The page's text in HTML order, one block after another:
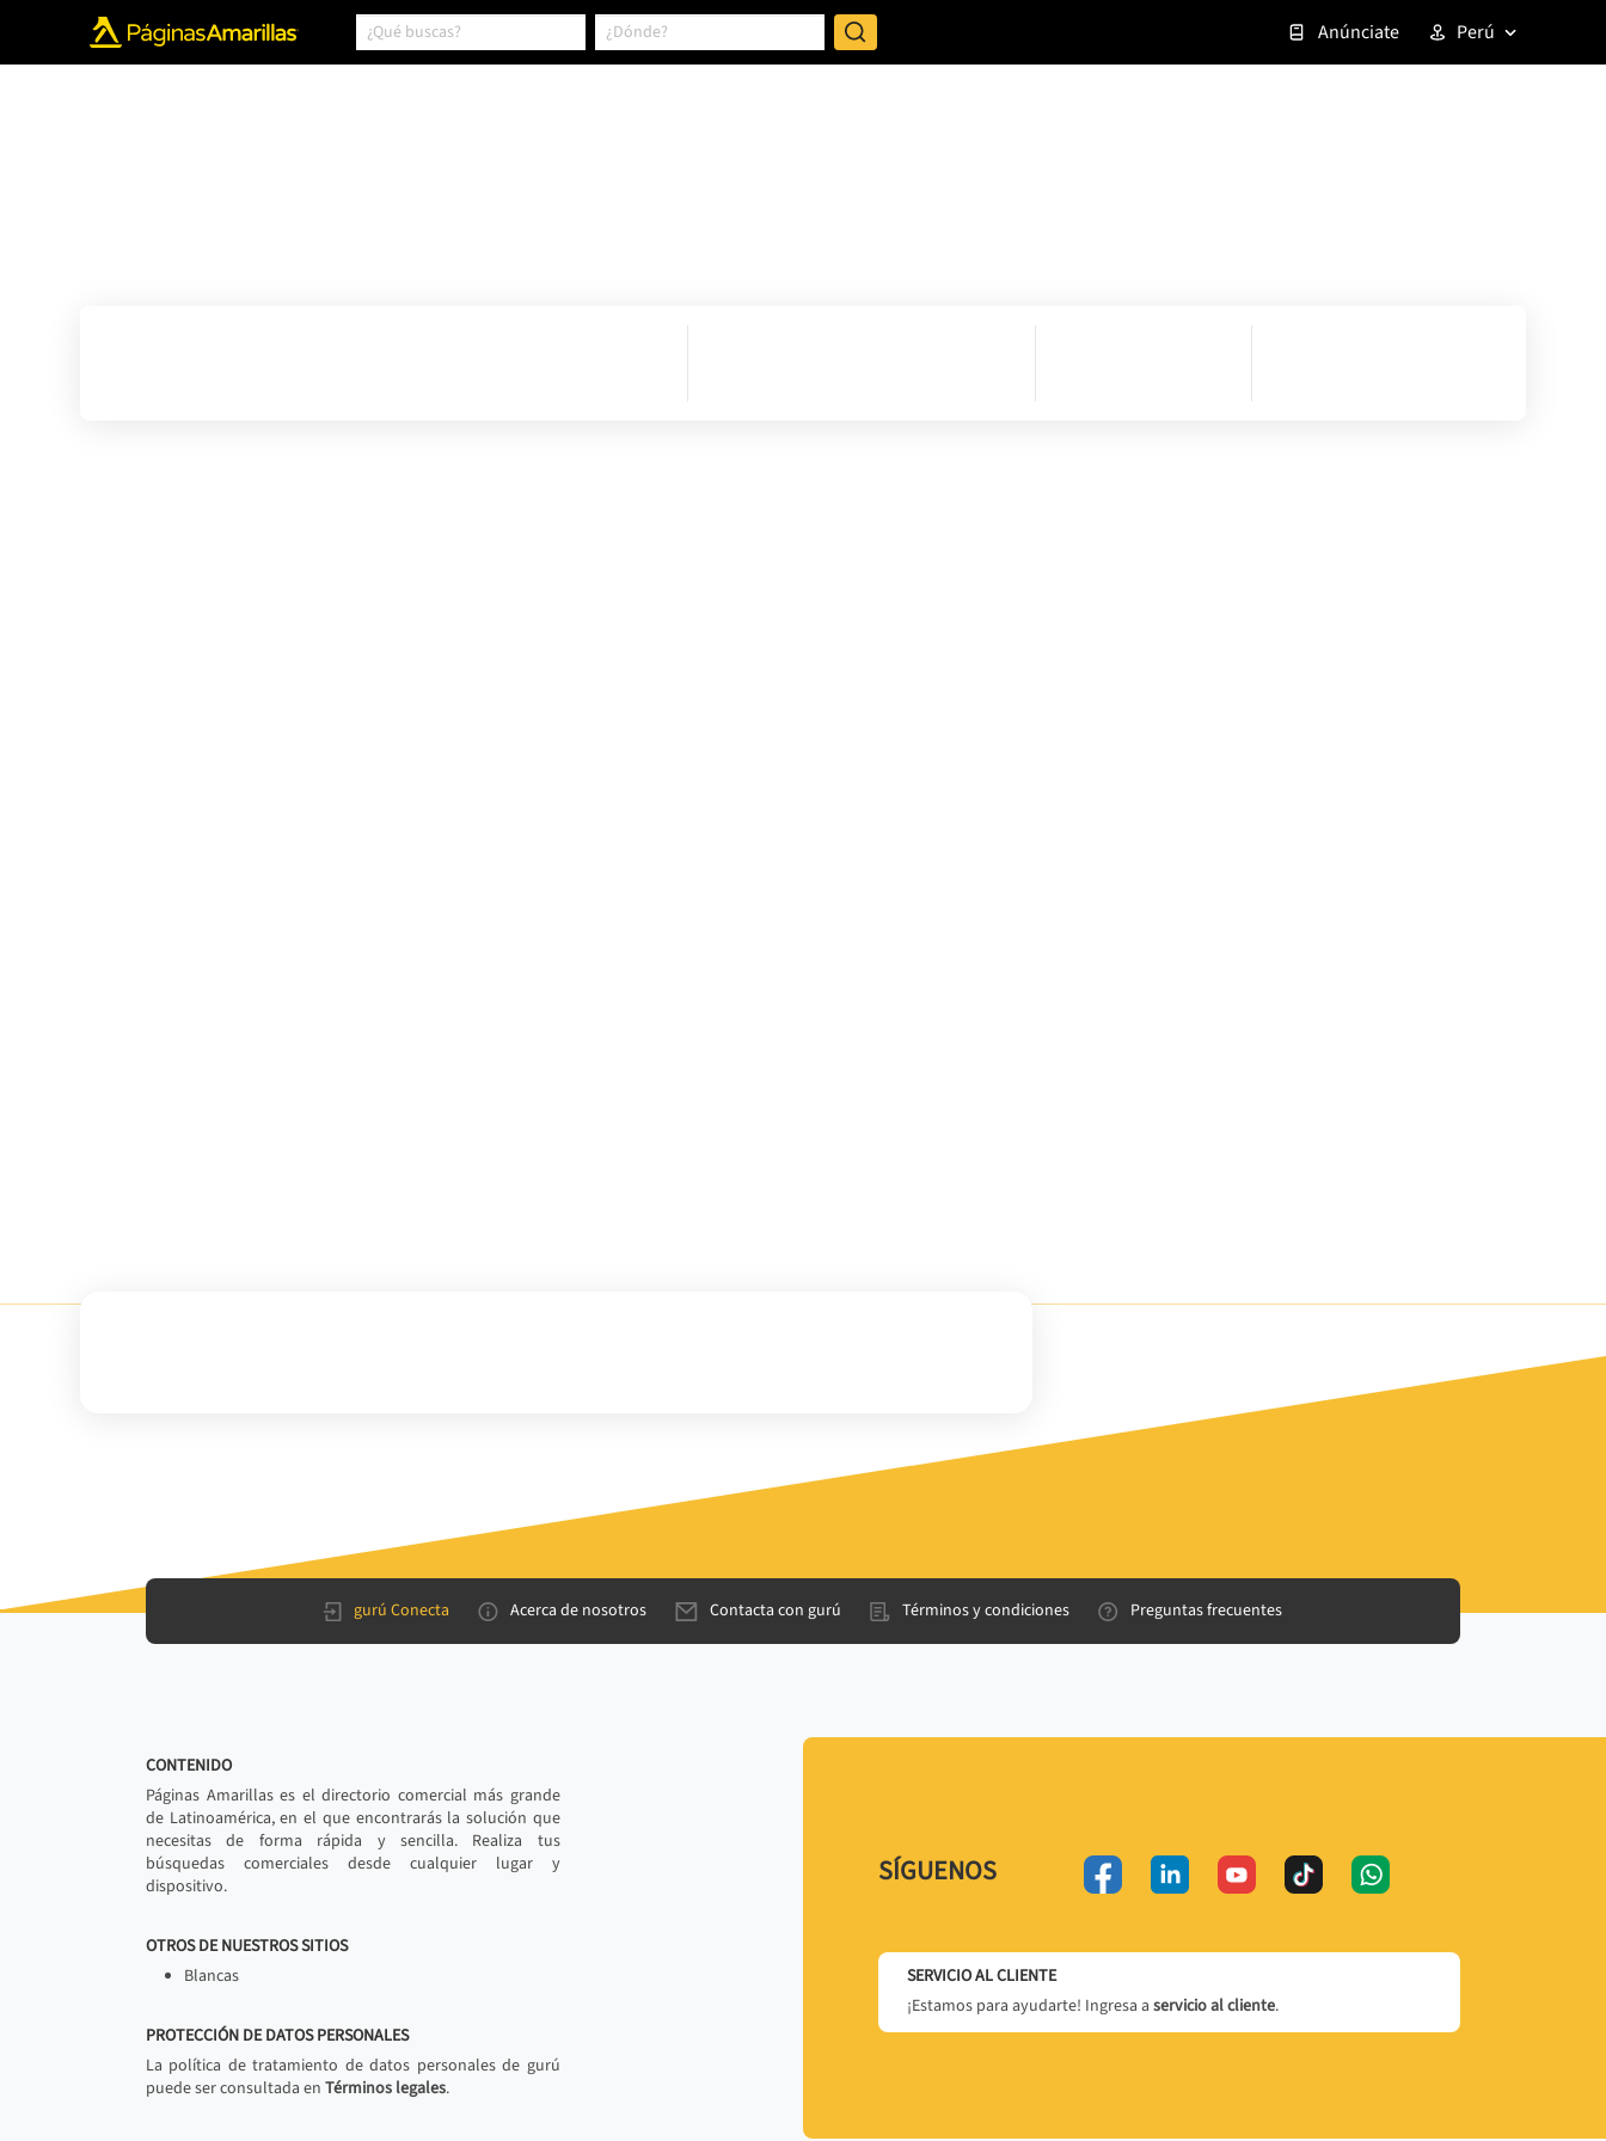
Anúnciate Perú
gurú Conecta Acerca de nosotros Contacta con gurú Términos y condiciones Preguntas frecuentes
CONTENIDO
Páginas Amarillas es el directorio comercial más grande
de Latinoamérica, en el que encontrarás la solución que
necesitas de forma rápida y sencilla. Realiza tus
búsquedas comerciales desde cualquier lugar y
dispositivo.
OTROS DE NUESTROS SITIOS
Blancas
PROTECCIÓN DE DATOS PERSONALES
La política de tratamiento de datos personales de gurú
puede ser consultada en Términos legales.
SÍGUENOS
SERVICIO AL CLIENTE
¡Estamos para ayudarte! Ingresa a servicio al cliente.